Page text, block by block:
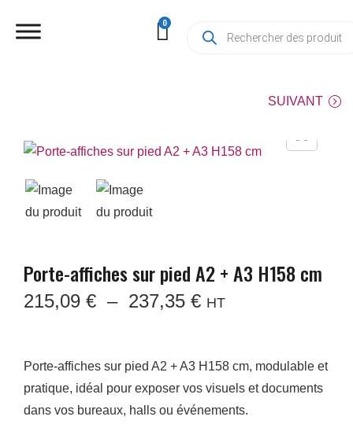
SUIVANT
Porte-affiches sur pied A2 + A3 H158 cm
215,09 € – 237,35 € HT
Porte-affiches sur pied A2 + A3 H158 cm, modulable et
pratique, idéal pour exposer vos visuels et documents
dans vos bureaux, halls ou événements.